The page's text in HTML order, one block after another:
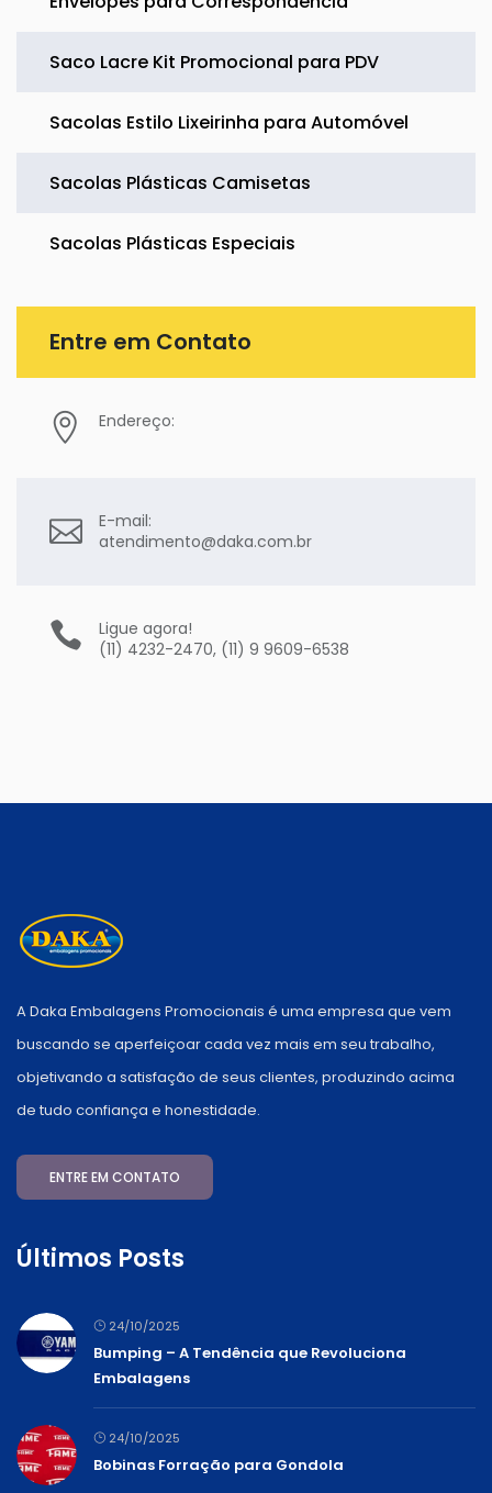
Saco Lacre Kit Promocional para PDV
Sacolas Estilo Lixeirinha para Automóvel
Sacolas Plásticas Camisetas
Sacolas Plásticas Especiais
Entre em Contato
Endereço:
E-mail:
atendimento@daka.com.br
Ligue agora!
(11) 4232-2470, (11) 9 9609-6538
A Daka Embalagens Promocionais é uma empresa que vem
buscando se aperfeiçoar cada vez mais em seu trabalho,
objetivando a satisfação de seus clientes, produzindo acima
de tudo confiança e honestidade.
ENTRE EM CONTATO
Últimos Posts
24/10/2025
Bumping – A Tendência que Revoluciona
Embalagens
24/10/2025
Bobinas Forração para Gondola